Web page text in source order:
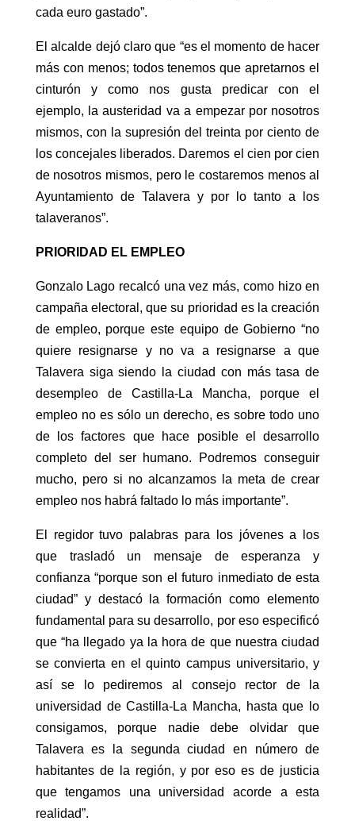
cada euro gastado”.
El alcalde dejó claro que “es el momento de hacer
más con menos; todos tenemos que apretarnos el
cinturón y como nos gusta predicar con el
ejemplo, la austeridad va a empezar por nosotros
mismos, con la supresión del treinta por ciento de
los concejales liberados. Daremos el cien por cien
de nosotros mismos, pero le costaremos menos al
Ayuntamiento de Talavera y por lo tanto a los
talaveranos”.
PRIORIDAD EL EMPLEO
Gonzalo Lago recalcó una vez más, como hizo en
campaña electoral, que su prioridad es la creación
de empleo, porque este equipo de Gobierno “no
quiere resignarse y no va a resignarse a que
Talavera siga siendo la ciudad con más tasa de
desempleo de Castilla-La Mancha, porque el
empleo no es sólo un derecho, es sobre todo uno
de los factores que hace posible el desarrollo
completo del ser humano. Podremos conseguir
mucho, pero si no alcanzamos la meta de crear
empleo nos habrá faltado lo más importante”.
El regidor tuvo palabras para los jóvenes a los
que trasladó un mensaje de esperanza y
confianza “porque son el futuro inmediato de esta
ciudad” y destacó la formación como elemento
fundamental para su desarrollo, por eso especificó
que “ha llegado ya la hora de que nuestra ciudad
se convierta en el quinto campus universitario, y
así se lo pediremos al consejo rector de la
universidad de Castilla-La Mancha, hasta que lo
consigamos, porque nadie debe olvidar que
Talavera es la segunda ciudad en número de
habitantes de la región, y por eso es de justicia
que tengamos una universidad acorde a esta
realidad”.